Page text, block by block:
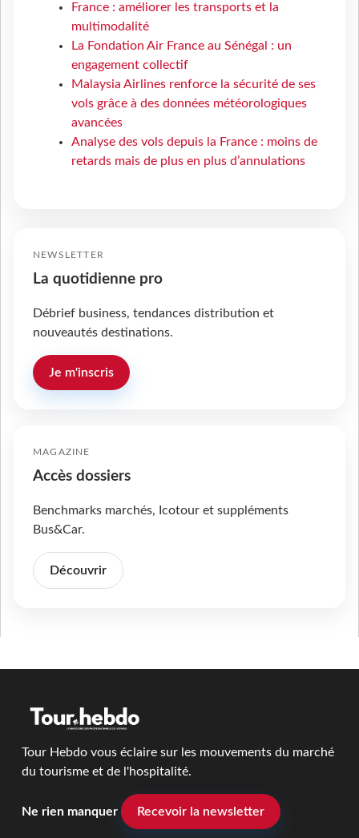
France : améliorer les transports et la
multimodalité
La Fondation Air France au Sénégal : un
engagement collectif
Malaysia Airlines renforce la sécurité de ses
vols grâce à des données météorologiques
avancées
Analyse des vols depuis la France : moins de
retards mais de plus en plus d’annulations
NEWSLETTER
La quotidienne pro
Débrief business, tendances distribution et
nouveautés destinations.
Je m'inscris
MAGAZINE
Accès dossiers
Benchmarks marchés, Icotour et suppléments
Bus&Car.
Découvrir
Tour Hebdo vous éclaire sur les mouvements du marché
du tourisme et de l'hospitalité.
Ne rien manquer Recevoir la newsletter